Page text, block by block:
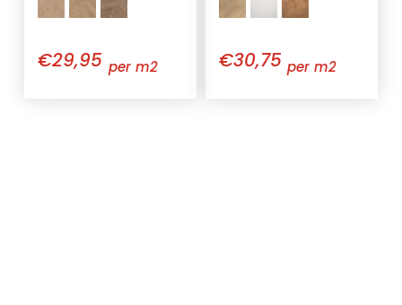
€29,95 per m2 €30,75 per m2